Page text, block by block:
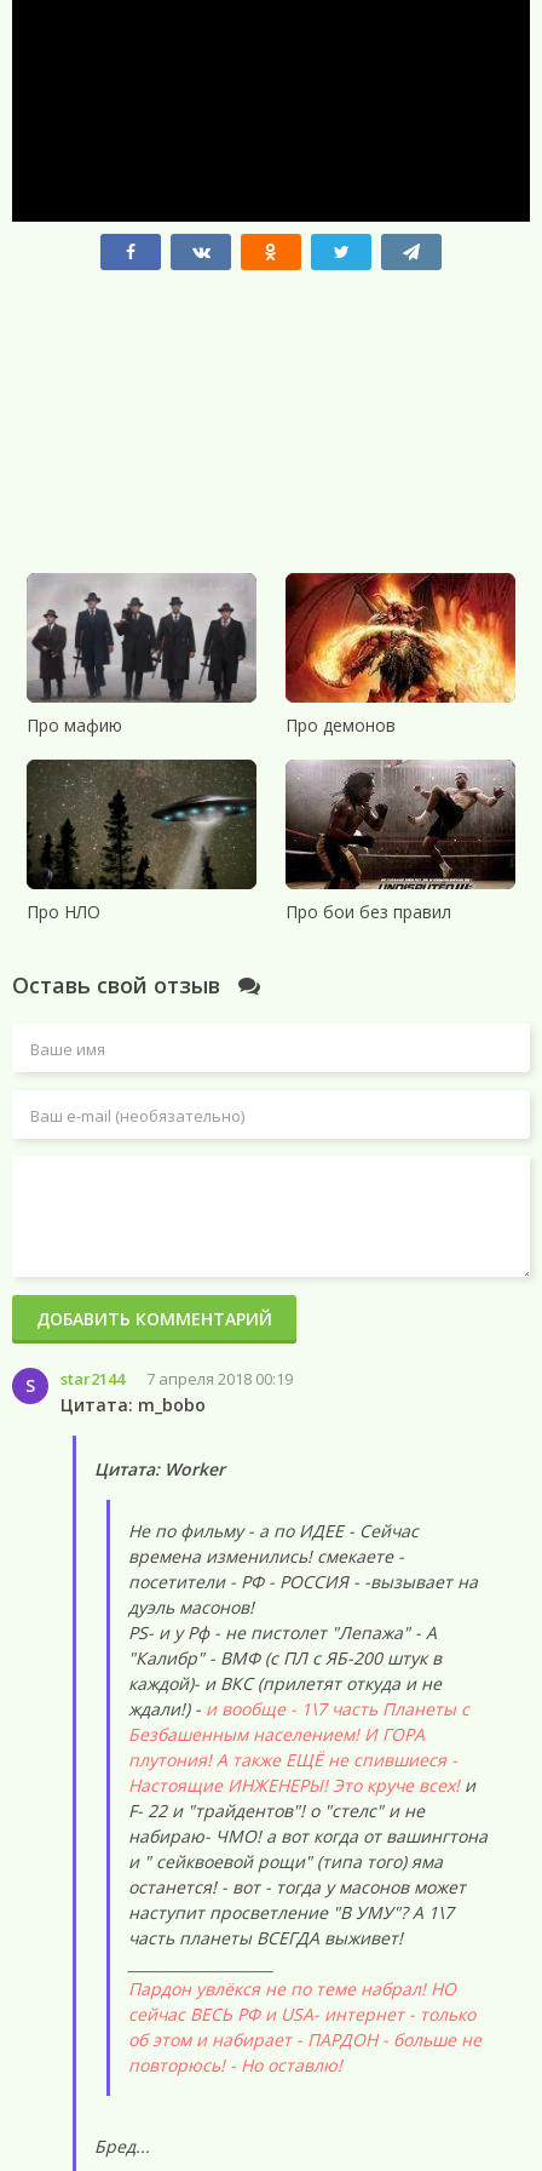
Про мафию Про демонов
Про НЛО Про бои без правил
Оставь свой отзыв
S star2144 7 апреля 2018 00:19
Цитата: m_bobo
Цитата: Worker
Не по фильму - а по ИДЕЕ - Сейчас
времена изменились! смекаете -
посетители - РФ - РОССИЯ - -вызывает на
дуэль масонов!
PS- и у Рф - не пистолет "Лепажа" - А
"Калибр" - ВМФ (с ПЛ с ЯБ-200 штук в
каждой)- и ВКС (прилетят откуда и не
ждали!) - и вообще - 1\7 часть Планеты с
Безбашенным населением! И ГОРА
плутония! А также ЕЩЁ не спившиеся -
Настоящие ИНЖЕНЕРЫ! Это круче всех! и
F- 22 и "трайдентов"! о "стелс" и не
набираю- ЧМО! а вот когда от вашингтона
и " сейквоевой рощи" (типа того) яма
останется! - вот - тогда у масонов может
наступит просветление "В УМУ"? А 1\7
часть планеты ВСЕГДА выживет!
Пардон увлёкся не по теме набрал! НО
сейчас ВЕСЬ РФ и USA- интернет - только
об этом и набирает - ПАРДОН - больше не
повторюсь! - Но оставлю!
Бред...
ДОБАВИТЬ КОММЕНТАРИЙ